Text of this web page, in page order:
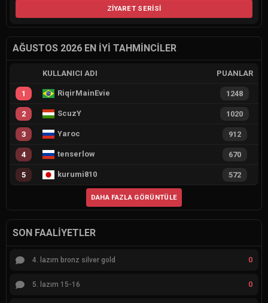
ZIYARET SERISI
AĞUSTOS 2026 EN İYI TAHMINCILER
KULLANICI ADI PUANLAR
1 RiqirMainEvie 1248
2 ScuzY 1020
3 Yaroc 912
4 tenserlow 670
5 kurumi810 572
DAHA FAZLA GÖRÜNTÜLE
SON FAALIYETLER
4. lazım bronz silver gold 0
5. lazım 15-16 0